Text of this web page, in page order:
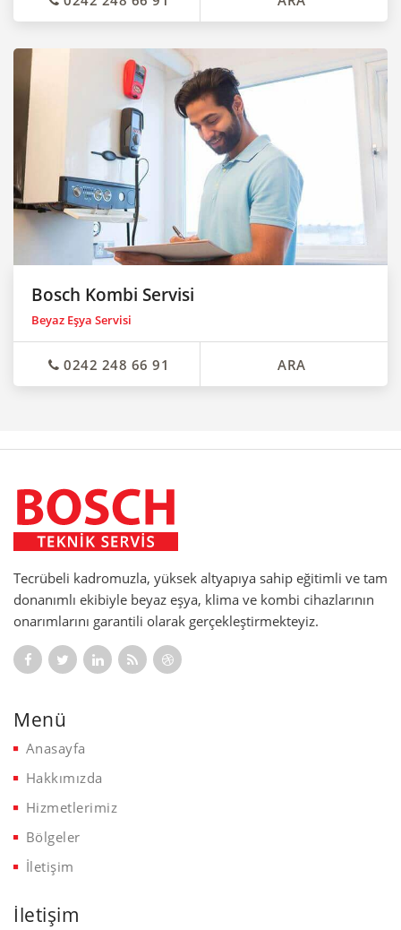
Bosch Kombi Servisi
Beyaz Eşya Servisi
0242 248 66 91 ARA
Tecrübeli kadromuzla, yüksek altyapıya sahip eğitimli ve tam
donanımlı ekibiyle beyaz eşya, klima ve kombi cihazlarının
onarımlarını garantili olarak gerçekleştirmekteyiz.
Menü
Anasayfa
Hakkımızda
Hizmetlerimiz
Bölgeler
İletişim
İletişim